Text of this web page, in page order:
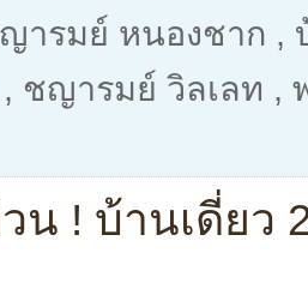
ารมย์ หนองชาก ,
, ชญารมย์ วิลเลท ,
น ! บ้านเดี่ยว